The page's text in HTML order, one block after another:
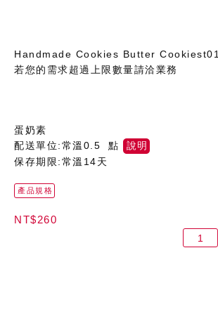
Handmade Cookies Butter Cookiest01
若您的需求超過上限數量請洽業務
蛋奶素
配送單位:常溫0.5 點
說明
保存期限:常溫14天
產品規格
NT$260